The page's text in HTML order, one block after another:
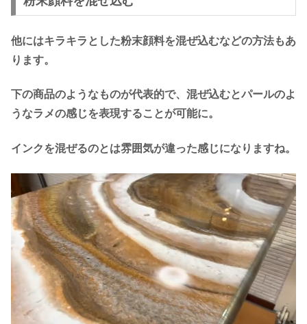
他にはキラキラとした粉末顔料を混ぜ込むなどの方法もあ
ります。
下の商品のようなものが代表的で、混ぜ込むとパールのよ
うなラメの感じを表現することが可能に。
インクを混ぜるのとは雰囲気が違った感じになりますね。